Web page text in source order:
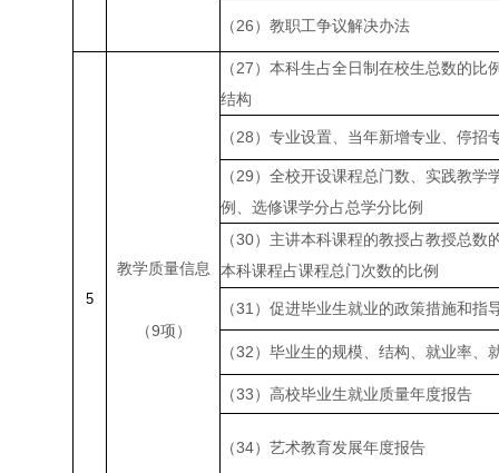
（26）教职工争议解决办法
5
教学质量信息
（9项）
（27）本科生占全日制在校生总数的比
结构
（28）专业设置、当年新增专业、停招
（29）全校开设课程总门数、实践教学
例、选修课学分占总学分比例
（30）主讲本科课程的教授占教授总数
本科课程占课程总门次数的比例
（31 ）促进毕业生就业的政策措施和指
（32）毕业生的规模、结构、就业率、
（33）高校毕业生就业质量年度报告
（34）艺术教育发展年度报告